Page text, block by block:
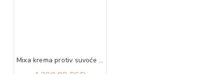
Mixa krema protiv suvoće kože 50 ml​